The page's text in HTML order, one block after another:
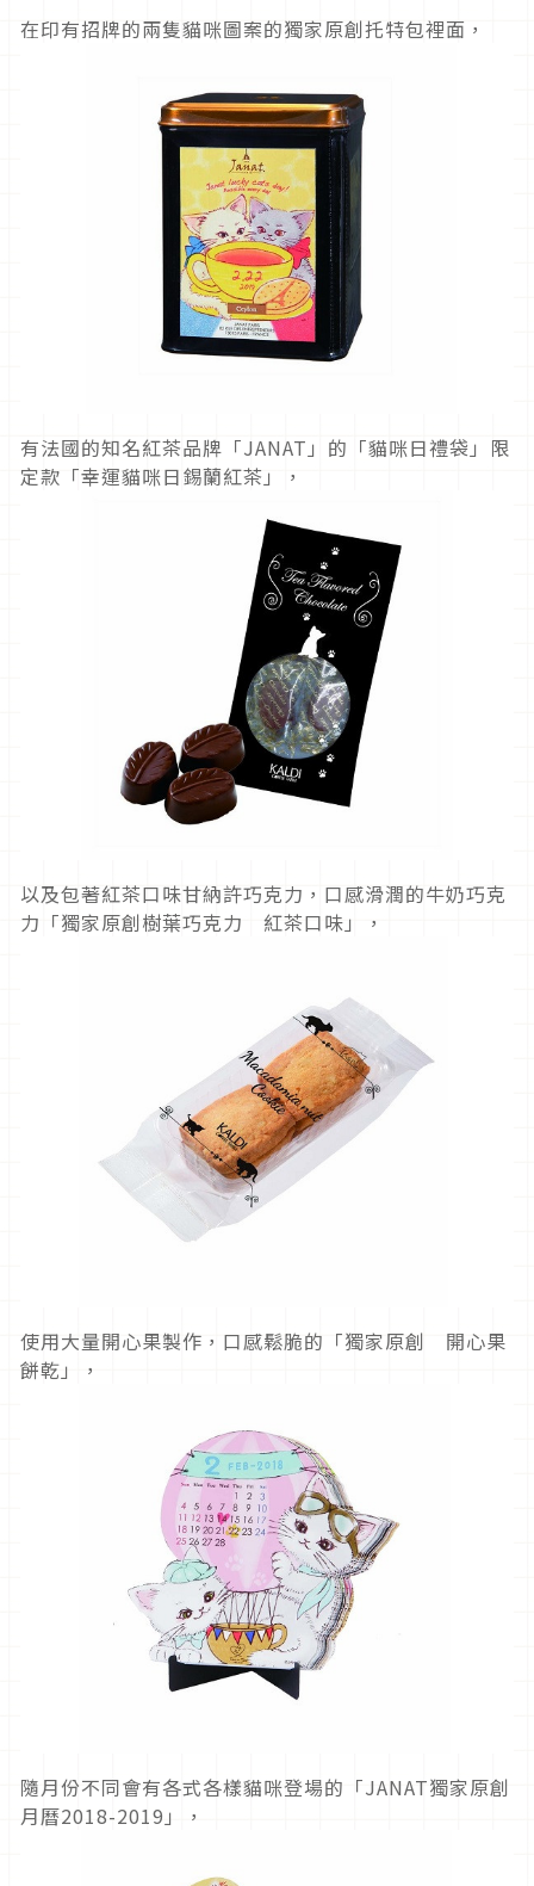
在印有招牌的兩隻貓咪圖案的獨家原創托特包裡面，
有法國的知名紅茶品牌「JANAT」的「貓咪日禮袋」限
定款「幸運貓咪日錫蘭紅茶」，
以及包著紅茶口味甘納許巧克力，口感滑潤的牛奶巧克
力「獨家原創樹葉巧克力 紅茶口味」，
使用大量開心果製作，口感鬆脆的「獨家原創 開心果
餅乾」，
隨月份不同會有各式各樣貓咪登場的「JANAT獨家原創
月曆2018-2019」，